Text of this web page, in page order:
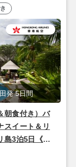
朝食付き）バ
スイート＆リ
島3泊5日《香
発 5日間